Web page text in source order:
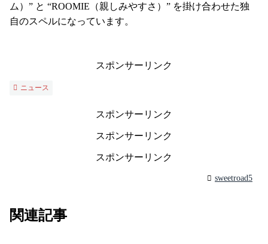
ム）” と “ROOMIE（親しみやすさ）” を掛け合わせた独
自のスペルになっています。
スポンサーリンク
ニュース
スポンサーリンク
スポンサーリンク
スポンサーリンク
sweetroad5
関連記事